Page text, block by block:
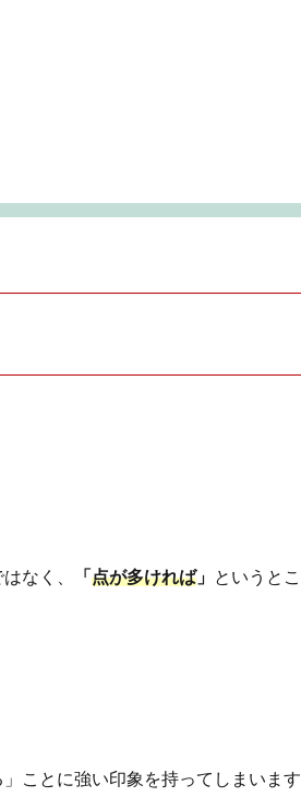
なく、
「点が多ければ」 というとこ
ことに強い印象を持ってしまいます